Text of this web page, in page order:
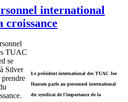
international
croissance
Le président international des TUAC Joe
Hansen parle au personnel international
du syndicat de l’importance de la
TUAC
se
Silver